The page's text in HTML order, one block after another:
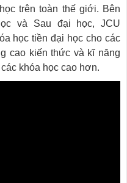
trên toàn thế giới. Bên
và Sau đại học, JCU
học tiền đại học cho các
cao kiến thức và kĩ năng
khóa học cao hơn.